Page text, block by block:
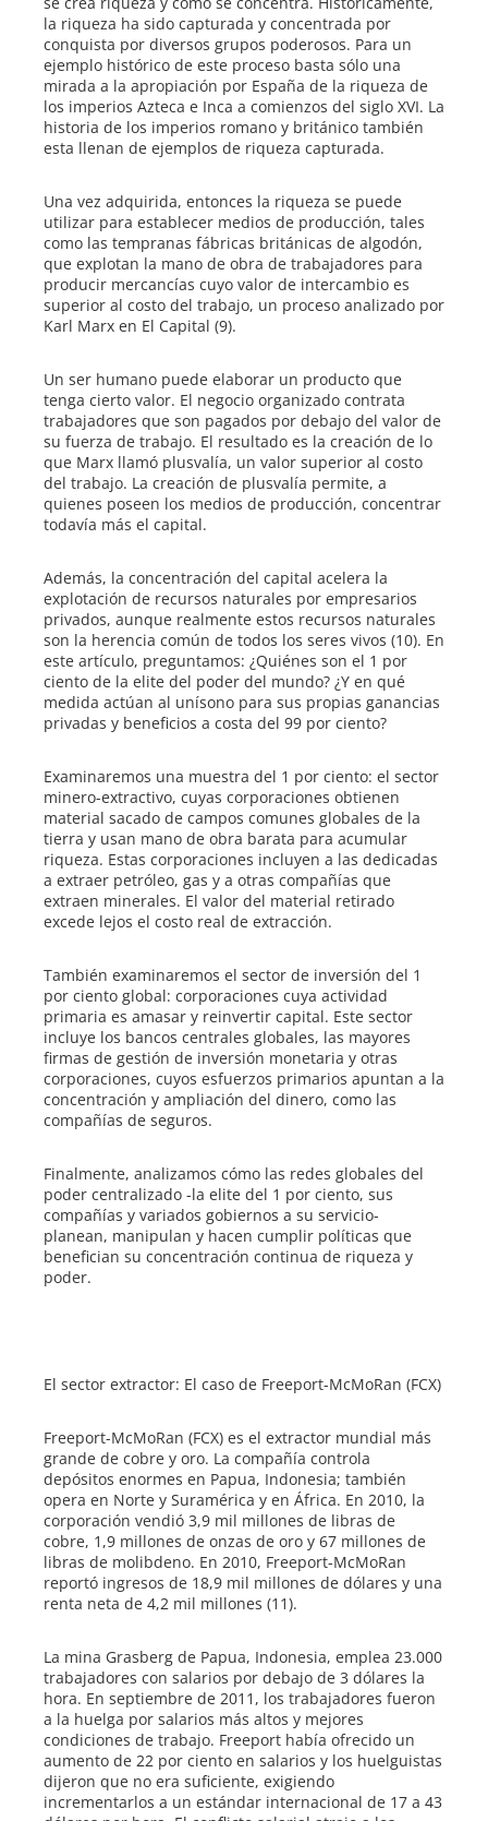
la riqueza ha sido capturada y concentrada por
conquista por diversos grupos poderosos. Para un
ejemplo histórico de este proceso basta sólo una
mirada a la apropiación por España de la riqueza de
los imperios Azteca e Inca a comienzos del siglo XVI. La
historia de los imperios romano y británico también
esta llenan de ejemplos de riqueza capturada.
Una vez adquirida, entonces la riqueza se puede
utilizar para establecer medios de producción, tales
como las tempranas fábricas británicas de algodón,
que explotan la mano de obra de trabajadores para
producir mercancías cuyo valor de intercambio es
superior al costo del trabajo, un proceso analizado por
Karl Marx en El Capital (9).
Un ser humano puede elaborar un producto que
tenga cierto valor. El negocio organizado contrata
trabajadores que son pagados por debajo del valor de
su fuerza de trabajo. El resultado es la creación de lo
que Marx llamó plusvalía, un valor superior al costo
del trabajo. La creación de plusvalía permite, a
quienes poseen los medios de producción, concentrar
todavía más el capital.
Además, la concentración del capital acelera la
explotación de recursos naturales por empresarios
privados, aunque realmente estos recursos naturales
son la herencia común de todos los seres vivos (10). En
este artículo, preguntamos: ¿Quiénes son el 1 por
ciento de la elite del poder del mundo? ¿Y en qué
medida actúan al unísono para sus propias ganancias
privadas y beneficios a costa del 99 por ciento?
Examinaremos una muestra del 1 por ciento: el sector
minero-extractivo, cuyas corporaciones obtienen
material sacado de campos comunes globales de la
tierra y usan mano de obra barata para acumular
riqueza. Estas corporaciones incluyen a las dedicadas
a extraer petróleo, gas y a otras compañías que
extraen minerales. El valor del material retirado
excede lejos el costo real de extracción.
También examinaremos el sector de inversión del 1
por ciento global: corporaciones cuya actividad
primaria es amasar y reinvertir capital. Este sector
incluye los bancos centrales globales, las mayores
firmas de gestión de inversión monetaria y otras
corporaciones, cuyos esfuerzos primarios apuntan a la
concentración y ampliación del dinero, como las
compañías de seguros.
Finalmente, analizamos cómo las redes globales del
poder centralizado -la elite del 1 por ciento, sus
compañías y variados gobiernos a su servicio-
planean, manipulan y hacen cumplir políticas que
benefician su concentración continua de riqueza y
poder.
El sector extractor: El caso de Freeport-McMoRan (FCX)
Freeport-McMoRan (FCX) es el extractor mundial más
grande de cobre y oro. La compañía controla
depósitos enormes en Papua, Indonesia; también
opera en Norte y Suramérica y en África. En 2010, la
corporación vendió 3,9 mil millones de libras de
cobre, 1,9 millones de onzas de oro y 67 millones de
libras de molibdeno. En 2010, Freeport-McMoRan
reportó ingresos de 18,9 mil millones de dólares y una
renta neta de 4,2 mil millones (11).
La mina Grasberg de Papua, Indonesia, emplea 23.000
trabajadores con salarios por debajo de 3 dólares la
hora. En septiembre de 2011, los trabajadores fueron
a la huelga por salarios más altos y mejores
condiciones de trabajo. Freeport había ofrecido un
aumento de 22 por ciento en salarios y los huelguistas
dijeron que no era suficiente, exigiendo
incrementarlos a un estándar internacional de 17 a 43